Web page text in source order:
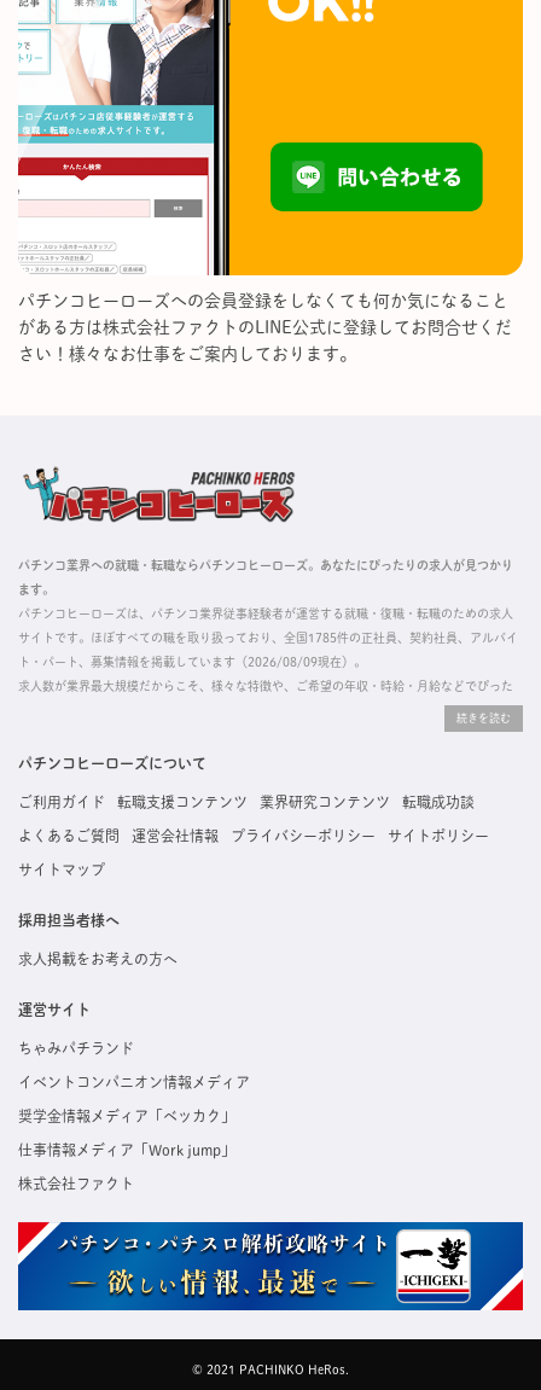
パチンコヒーローズへの会員登録をしなくても何か気になること
がある方は株式会社ファクトのLINE公式に登録してお問合せくだ
さい！様々なお仕事をご案内しております。
パチンコ業界への就職・転職ならパチンコヒーローズ。あなたにぴったりの求人が見つかり
ます。
パチンコヒーローズは、パチンコ業界従事経験者が運営する就職・復職・転職のための求人
サイトです。ほぼすべての職を取り扱っており、全国1785件の正社員、契約社員、アルバイ
ト・パート、募集情報を掲載しています（2026/08/09現在）。
求人数が業界最大規模だからこそ、様々な特徴や、ご希望の年収・時給・月給などでぴった
掲載している求人は、すべて契約法人様から寄せられた正規の求人情報です。応募いただい
た内容はすぐに直接事業所に届くためスムーズに転職・復職できます。
パチンコヒーローズについて
ご利用ガイド 転職支援コンテンツ 業界研究コンテンツ 転職成功談
よくあるご質問 運営会社情報 プライバシーポリシー サイトポリシー
サイトマップ
採用担当者様へ
求人掲載をお考えの方へ
運営サイト
ちゃみパチランド
イベントコンパニオン情報メディア
奨学金情報メディア「ベッカク」
仕事情報メディア「Work jump」
株式会社ファクト
© 2021 PACHINKO HeRos.